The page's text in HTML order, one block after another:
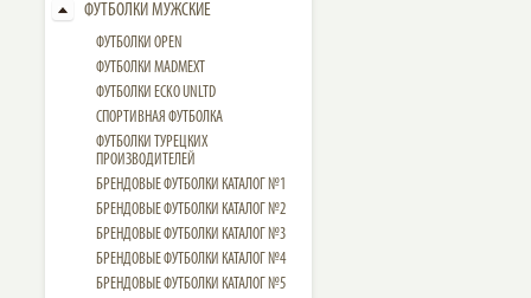
ФУТБОЛКИ МУЖСКИЕ
ФУТБОЛКИ OPEN
ФУТБОЛКИ MADMEXT
ФУТБОЛКИ ECKO UNLTD
СПОРТИВНАЯ ФУТБОЛКА
ФУТБОЛКИ ТУРЕЦКИХ
ПРОИЗВОДИТЕЛЕЙ
БРЕНДОВЫЕ ФУТБОЛКИ КАТАЛОГ №1
БРЕНДОВЫЕ ФУТБОЛКИ КАТАЛОГ №2
БРЕНДОВЫЕ ФУТБОЛКИ КАТАЛОГ №3
БРЕНДОВЫЕ ФУТБОЛКИ КАТАЛОГ №4
БРЕНДОВЫЕ ФУТБОЛКИ КАТАЛОГ №5